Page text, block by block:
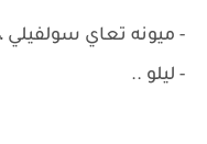
- ميونه تعاي سولفيلي
- ليلو ..